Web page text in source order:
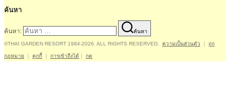
ค้นหา
ค้นหา: ค้นหา
©THAI GARDEN RESORT 1984-2026. ALL RIGHTS RESERVED. ความเป็นส่วนตัว ถูก
กฎหมาย คุกกี้ การเข้าถึงได้ กด